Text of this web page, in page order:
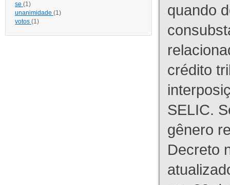
se (1)
unanimidade (1)
votos (1)
quando
crédito
SELIC.
gênero
Decreto